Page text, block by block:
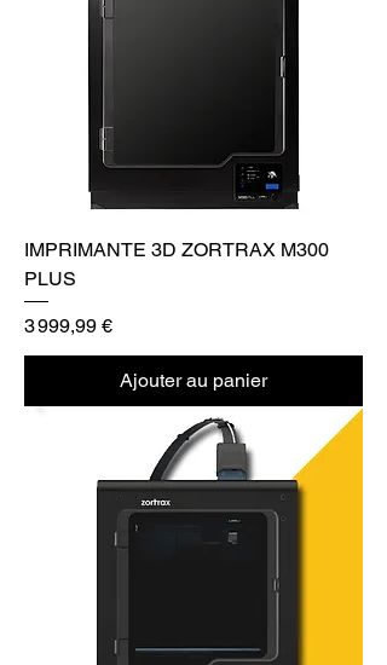
IMPRIMANTE 3D ZORTRAX M300
PLUS
Prix
3 999,99 €
Ajouter au panier